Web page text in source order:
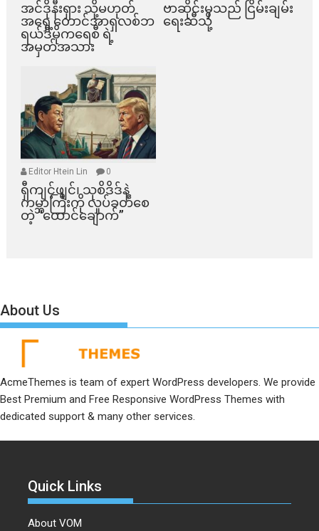
အင်ဒိုနီးရှား သို့မဟုတ်
အရှေ့တောင်အာရှလစ်ဘ
ရယ်ဒီမိုကရေစီ ရဲ့
အမှတ်အသား
ဗာဆိုင်းမှသည် ငြိမ်းချမ်း
ရေးဆီသို့
Editor Htein Lin 0
ရှီကျင့်ဖျင်၊ သုစိဒိဒ်နဲ့
ကမ္ဘာကြီးကို လှုပ်ခတ်စေ
တဲ့ “ထောင်ချောက်”
About Us
AcmeThemes is team of expert WordPress developers. We provide
Best Premium and Free Responsive WordPress Themes with
dedicated support & many other services.
Quick Links
About VOM